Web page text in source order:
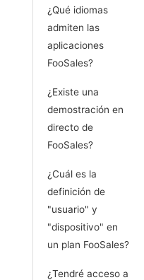
¿Qué idiomas
admiten las
aplicaciones
FooSales?
¿Existe una
demostración en
directo de
FooSales?
¿Cuál es la
definición de
"usuario" y
"dispositivo" en
un plan FooSales?
¿Tendré acceso a